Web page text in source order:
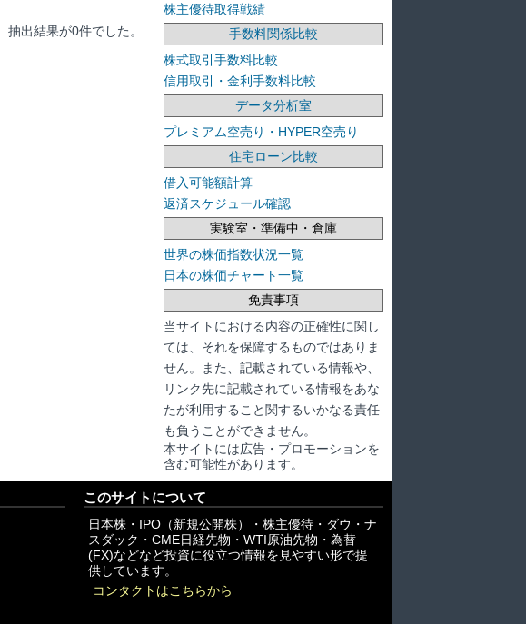
抽出結果が0件でした。
株主優待取得戦績
手数料関係比較
株式取引手数料比較
信用取引・金利手数料比較
データ分析室
プレミアム空売り・HYPER空売り
住宅ローン比較
借入可能額計算
返済スケジュール確認
実験室・準備中・倉庫
世界の株価指数状況一覧
日本の株価チャート一覧
免責事項
当サイトにおける内容の正確性に関し
ては、それを保障するものではありま
せん。また、記載されている情報や、
リンク先に記載されている情報をあな
たが利用すること関するいかなる責任
も負うことができません。
本サイトには広告・プロモーションを
含む可能性があります。
このサイトについて
日本株・IPO（新規公開株）・株主優待・ダウ・ナ
スダック・CME日経先物・WTI原油先物・為替
(FX)などなど投資に役立つ情報を見やすい形で提
供しています。
コンタクトはこちらから